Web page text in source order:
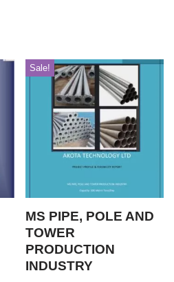
Sale!
MS PIPE, POLE AND
TOWER
PRODUCTION
INDUSTRY